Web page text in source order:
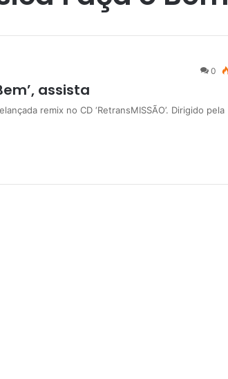
0
assista
remix no CD ‘RetransMISSÃO’. Dirigido pela